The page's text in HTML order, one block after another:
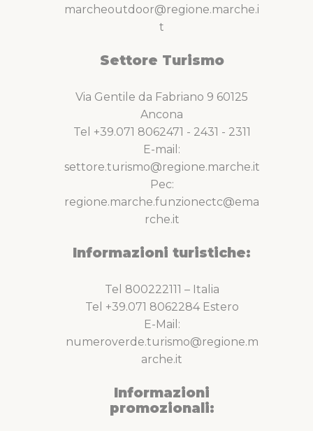
marcheoutdoor@regione.marche.i
t
Settore Turismo
Via Gentile da Fabriano 9 60125
Ancona
Tel +39.071 8062471 - 2431 - 2311
E-mail:
settore.turismo@regione.marche.it
Pec:
regione.marche.funzionectc@ema
rche.it
Informazioni turistiche:
Tel 800222111 – Italia
Tel +39.071 8062284 Estero
E-Mail:
numeroverde.turismo@regione.m
arche.it
Informazioni
promozionali: